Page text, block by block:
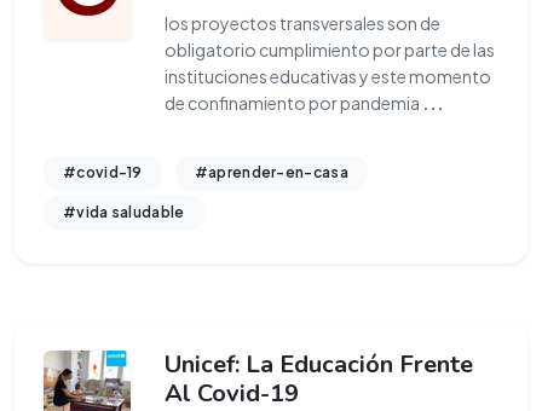
los proyectos transversales son de
obligatorio cumplimiento por parte de las
instituciones educativas y este momento
de confinamiento por pandemia ...
#covid-19 #aprender-en-casa
#vida saludable
Unicef: La Educación Frente
Al Covid-19